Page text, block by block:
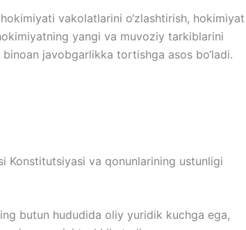
vakolatlarini o‘zlashtirish, hokimiyat
yangi va muvoziy tarkiblarini
javobgarlikka tortishga asos bo‘ladi.
Konstitutsiyasi va qonunlarining ustunligi
butun hududida oliy yuridik kuchga ega,